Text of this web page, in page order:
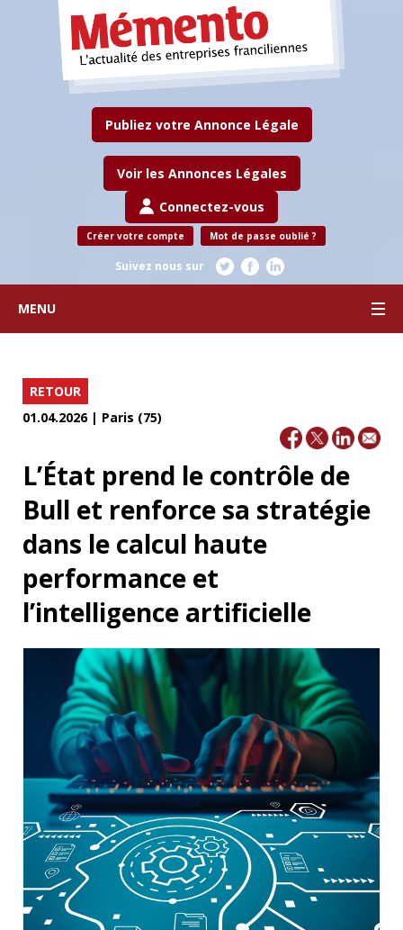
Publiez votre Annonce Légale
Voir les Annonces Légales
Connectez-vous
Créer votre compte Mot de passe oublié ?
Suivez nous sur
MENU
RETOUR
01.04.2026 | Paris (75)
L’État prend le contrôle de
Bull et renforce sa stratégie
dans le calcul haute
performance et
l’intelligence artificielle